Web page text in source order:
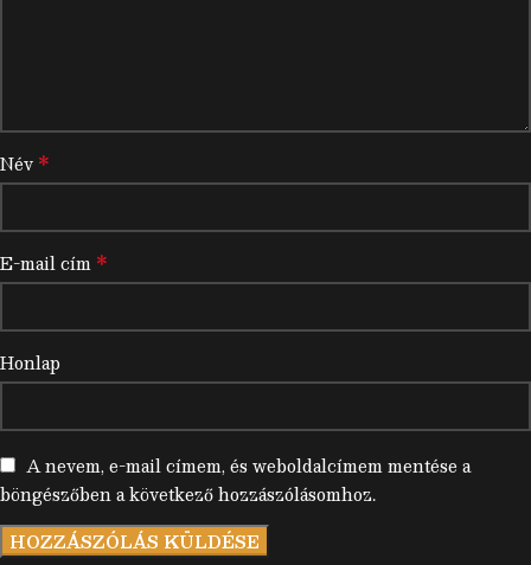
Név *
E-mail cím *
Honlap
A nevem, e-mail címem, és weboldalcímem mentése a
böngészőben a következő hozzászólásomhoz.